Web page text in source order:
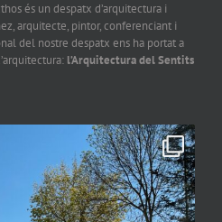
és un despatx d’arquitectura i
arquitecte, pintor, conferenciant i
del nostre despatx ens ha portat a
l’Arquitectura del Sentits